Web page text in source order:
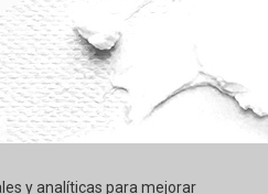
y analíticas para mejorar